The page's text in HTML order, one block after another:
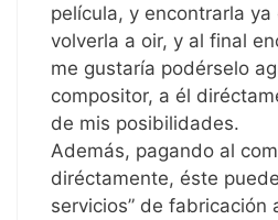
película, y encontrarla ya
volverla a oir, y al final
me gustaría podérselo
compositor, a él
de mis posibilidades.
Además, pagando al
diréctamente, éste
servicios” de fabricación